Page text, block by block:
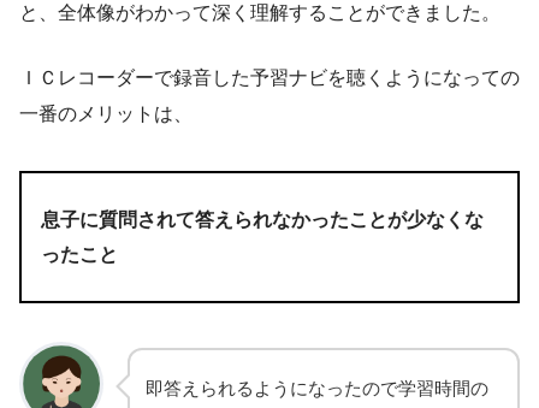
と、全体像がわかって深く理解することができました。
ＩＣレコーダーで録音した予習ナビを聴くようになっての
一番のメリットは、
息子に質問されて答えられなかったことが少なくな
ったこと
即答えられるようになったので学習時間の